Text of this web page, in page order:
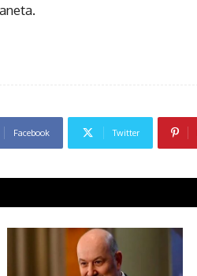
Facebook Twitter